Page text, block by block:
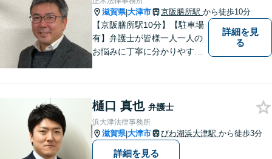
滋賀県|大津市 京阪膳所駅 から徒歩10分
【京阪膳所駅10分】【駐車場
有】弁護士が皆様一人一人の
お悩みに丁寧に分かりやすく
進できることがございます。
どうぞ当事務所にご相談くだ
さい。
詳細を見
る
樋口 真也 弁護士
浜大津法律事務所
滋賀県|大津市 びわ湖浜大津駅 から徒歩3分
詳細を見る